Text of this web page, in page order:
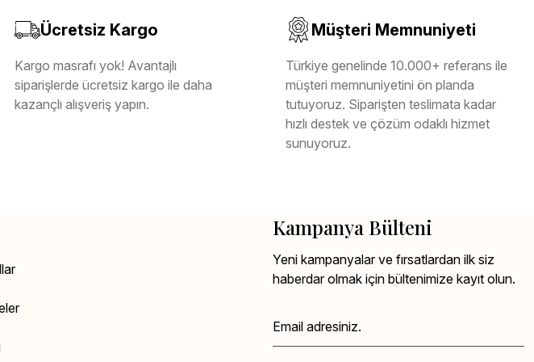
Ücretsiz Kargo
Kargo masrafı yok! Avantajlı
siparişlerde ücretsiz kargo ile daha
kazançlı alışveriş yapın.
Müşteri Memnuniyeti
Türkiye genelinde 10.000+ referans ile
müşteri memnuniyetini ön planda
tutuyoruz. Siparişten teslimata kadar
hızlı destek ve çözüm odaklı hizmet
sunuyoruz.
Kampanya Bülteni
Yeni kampanyalar ve fırsatlardan ilk siz
haberdar olmak için bültenimize kayıt olun.